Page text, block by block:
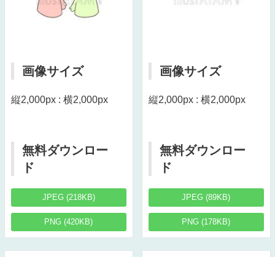
画像サイズ
縦2,000px : 横2,000px
無料ダウンロー
ド
JPEG (218KB)
PNG (420KB)
画像サイズ
縦2,000px : 横2,000px
無料ダウンロー
ド
JPEG (89KB)
PNG (178KB)